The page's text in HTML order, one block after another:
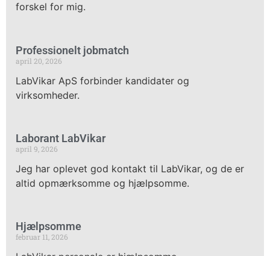
forskel for mig.
Professionelt jobmatch
april 20, 2026
LabVikar ApS forbinder kandidater og
virksomheder.
Laborant LabVikar
april 9, 2026
Jeg har oplevet god kontakt til LabVikar, og de er
altid opmærksomme og hjælpsomme.
Hjælpsomme
februar 11, 2026